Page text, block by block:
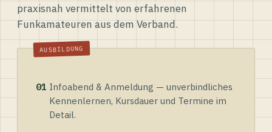
praxisnah vermittelt von erfahrenen
Funkamateuren aus dem Verband.
01 Infoabend & Anmeldung — unverbindliches
Kennenlernen, Kursdauer und Termine im
Detail.